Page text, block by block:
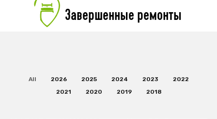
Завершенные ремонты
All 2026 2025 2024 2023
2022
2021
2020 2019 2018